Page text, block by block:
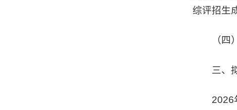
综评招生
（
三、
2026